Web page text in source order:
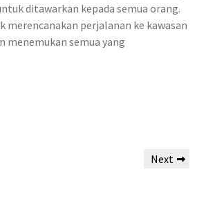
ditawarkan kepada semua orang.
merencanakan perjalanan ke kawasan
menemukan semua yang
Next
Next